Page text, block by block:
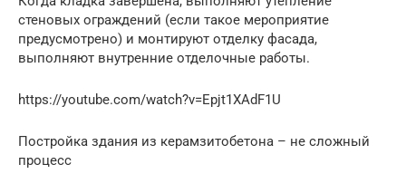
стеновых ограждений (если такое мероприятие
предусмотрено) и монтируют отделку фасада,
выполняют внутренние отделочные работы.
https://youtube.com/watch?v=Epjt1XAdF1U
Постройка здания из керамзитобетона – не сложный
процесс